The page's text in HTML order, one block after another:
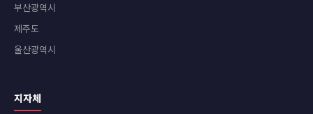
부산광역시
제주도
울산광역시
지자체